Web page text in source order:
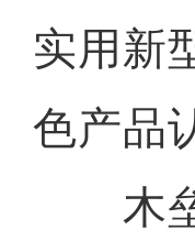
实用新
色产品
木垒